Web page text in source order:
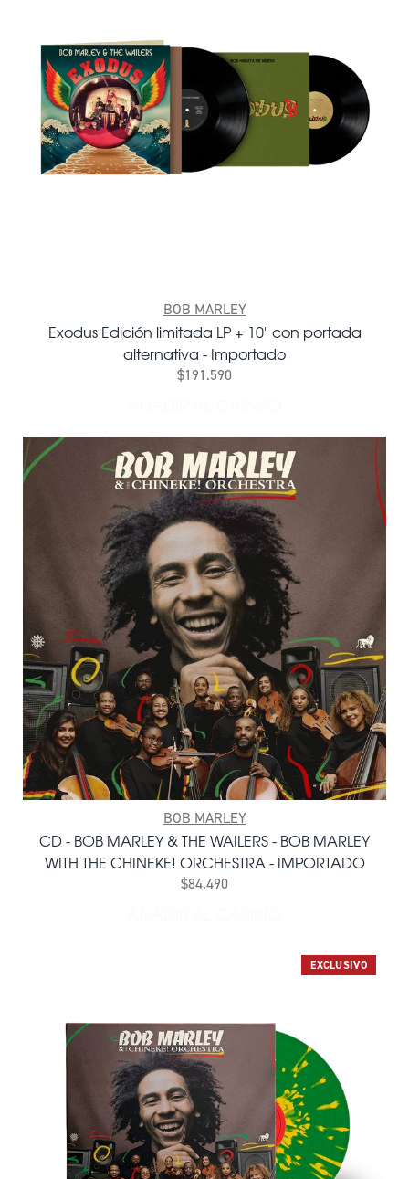
BOB MARLEY
Exodus Edición limitada LP + 10" con portada
alternativa - Importado
$191.590
BOB MARLEY
CD - BOB MARLEY & THE WAILERS - BOB MARLEY
WITH THE CHINEKE! ORCHESTRA - IMPORTADO
$84.490
EXCLUSIVO